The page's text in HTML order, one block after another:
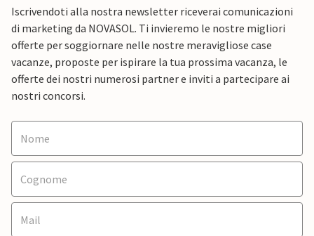
Iscrivendoti alla nostra newsletter riceverai comunicazioni
di marketing da NOVASOL. Ti invieremo le nostre migliori
offerte per soggiornare nelle nostre meravigliose case
vacanze, proposte per ispirare la tua prossima vacanza, le
offerte dei nostri numerosi partner e inviti a partecipare ai
nostri concorsi.